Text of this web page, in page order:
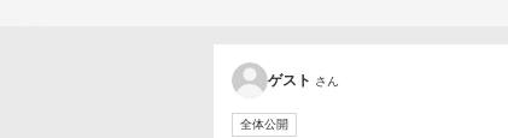
ゲスト さん
全体公開